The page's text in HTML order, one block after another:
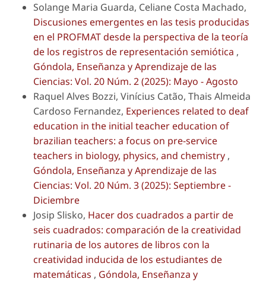
Solange Maria Guarda, Celiane Costa Machado,
Discusiones emergentes en las tesis producidas
en el PROFMAT desde la perspectiva de la teoría
de los registros de representación semiótica ,
Góndola, Enseñanza y Aprendizaje de las
Ciencias: Vol. 20 Núm. 2 (2025): Mayo - Agosto
Raquel Alves Bozzi, Vinícius Catão, Thais Almeida
Cardoso Fernandez, Experiences related to deaf
education in the initial teacher education of
brazilian teachers: a focus on pre-service
teachers in biology, physics, and chemistry ,
Góndola, Enseñanza y Aprendizaje de las
Ciencias: Vol. 20 Núm. 3 (2025): Septiembre -
Diciembre
Josip Slisko, Hacer dos cuadrados a partir de
seis cuadrados: comparación de la creatividad
rutinaria de los autores de libros con la
creatividad inducida de los estudiantes de
matemáticas , Góndola, Enseñanza y